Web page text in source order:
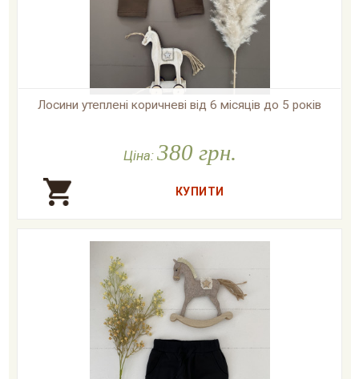
Лосини утеплені коричневі від 6 місяців до 5 років
Ціна: 380 грн.